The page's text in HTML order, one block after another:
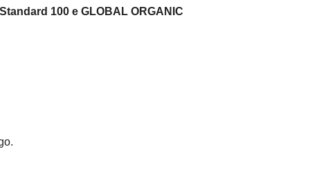
100 e GLOBAL ORGANIC